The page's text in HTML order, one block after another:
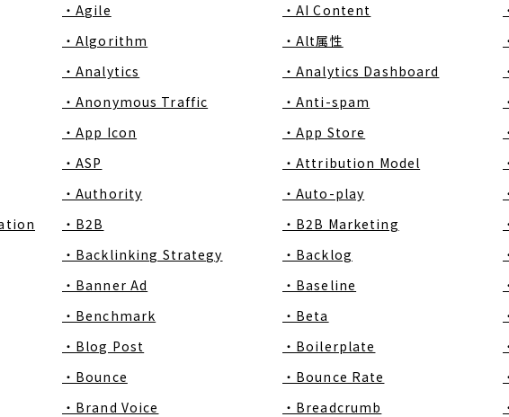
・Agile
・AI Content
・Algorithm
・Alt属性
・Analytics
・Analytics Dashboard
・Anonymous Traffic
・Anti-spam
・App Icon
・App Store
・ASP
・Attribution Model
・Authority
・Auto-play
・B2B ・B2B Marketing
・Backlinking Strategy
・Backlog
・Banner Ad
・Baseline
・Benchmark
・Beta
・Blog Post
・Boilerplate
・Bounce
・Bounce Rate
・Brand Voice
・Breadcrumb